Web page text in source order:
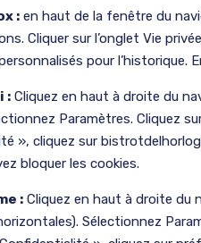
: en haut de la fenêtre du
Cliquer sur l’onglet Vie
pour l’historique.
: Cliquez en haut à droite du
Paramètres. Cliquez
», cliquez sur
bloquer les cookies.
: Cliquez en haut à droite du
Sélectionnez